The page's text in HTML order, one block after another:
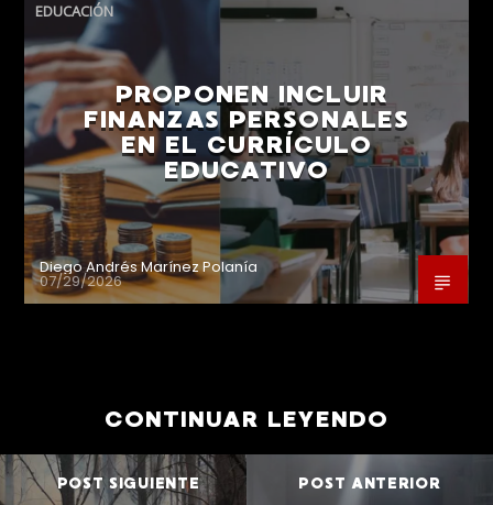
EDUCACIÓN
PROPONEN INCLUIR
FINANZAS PERSONALES
EN EL CURRÍCULO
EDUCATIVO
Diego Andrés Marínez Polanía
07/29/2026
CONTINUAR LEYENDO
POST SIGUIENTE POST ANTERIOR